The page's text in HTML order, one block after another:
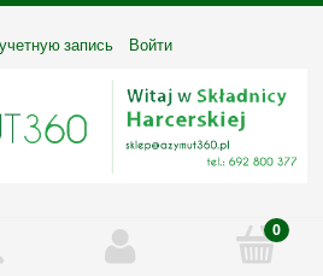
запись Войти